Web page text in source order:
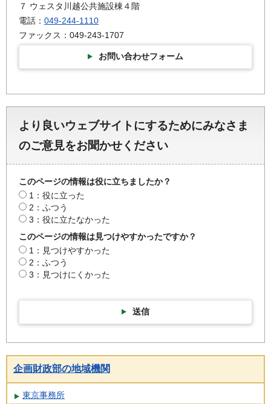
７ ウェスタ川越公共施設棟４階
電話： 049-244-1110
ファックス：049-243-1707
お問い合わせフォーム
より良いウェブサイトにするためにみなさま
のご意見をお聞かせください
このページの情報は役に立ちましたか？
1：役に立った
2：ふつう
3：役に立たなかった
このページの情報は見つけやすかったですか？
1：見つけやすかった
2：ふつう
3：見つけにくかった
送信
企画財政部の地域機関
東京事務所